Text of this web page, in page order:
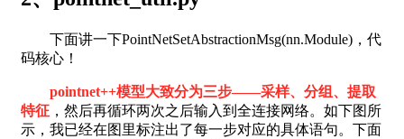
下面讲一下PointNetSetAbstractionMsg(nn.Module)，代
码核心！
pointnet++模型大致分为三步——采样、分组、提取
特征 ，然后再循环两次之后输入到全连接网络。如下图所
示，我已经在图里标注出了每一步对应的具体语句。下面